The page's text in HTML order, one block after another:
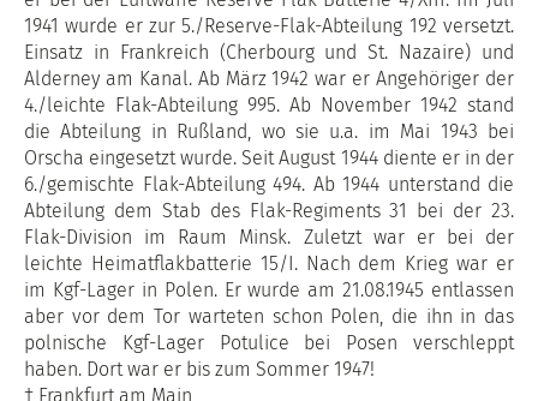
1941 wurde er zur 5./Reserve-Flak-Abteilung 192 versetzt.
Einsatz in Frankreich (Cherbourg und St. Nazaire) und
Alderney am Kanal. Ab März 1942 war er Angehöriger der
4./leichte Flak-Abteilung 995. Ab November 1942 stand
die Abteilung in Rußland, wo sie u.a. im Mai 1943 bei
Orscha eingesetzt wurde. Seit August 1944 diente er in der
6./gemischte Flak-Abteilung 494. Ab 1944 unterstand die
Abteilung dem Stab des Flak-Regiments 31 bei der 23.
Flak-Division im Raum Minsk. Zuletzt war er bei der
leichte Heimatflakbatterie 15/I. Nach dem Krieg war er
im Kgf-Lager in Polen. Er wurde am 21.08.1945 entlassen
aber vor dem Tor warteten schon Polen, die ihn in das
polnische Kgf-Lager Potulice bei Posen verschleppt
haben. Dort war er bis zum Sommer 1947!
† Frankfurt am Main